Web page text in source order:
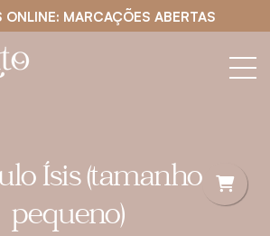
ONLINE: MARCAÇÕES ABERTAS
Ísis (tamanho
pequeno)